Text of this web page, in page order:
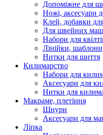
Допоміжне для
Ножі, аксесуари
Клей, добавки
Для швейних
Набори для
Лінійки,
Нитки для шиття
Килимарство
Набори для
Аксесуари для
Нитки для
Макраме, плетіння
Шнури
Аксесуари для
Ліпка